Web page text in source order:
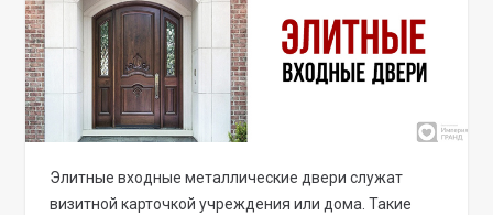
Элитные входные металлические двери служат
визитной карточкой учреждения или дома. Такие